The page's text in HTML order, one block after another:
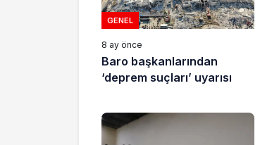
GENEL
8 ay önce
Baro başkanlarından
‘deprem suçları’ uyarısı